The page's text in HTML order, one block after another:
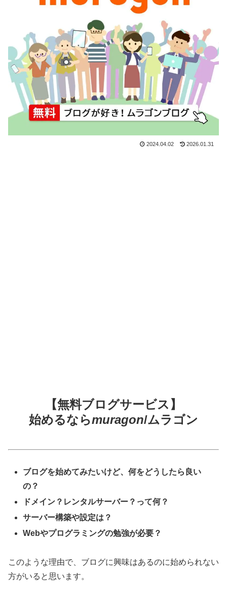
2024.04.02 2026.01.31
【無料ブログサービス】
始めるならmuragon/ムラゴン
ブログを始めてみたいけど、何をどうしたら良い
の？
ドメイン？レンタルサーバー？って何？
サーバー構築や設定は？
Webやプログラミングの勉強が必要？
このような理由で、ブログに興味はあるのに始められない
方がいると思います。